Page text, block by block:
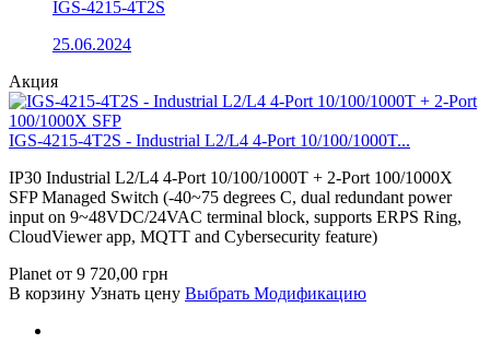
IGS-4215-4T2S
25.06.2024
Акция
IGS-4215-4T2S - Industrial L2/L4 4-Port 10/100/1000T...
IP30 Industrial L2/L4 4-Port 10/100/1000T + 2-Port 100/1000X
SFP Managed Switch (-40~75 degrees C, dual redundant power
input on 9~48VDC/24VAC terminal block, supports ERPS Ring,
CloudViewer app, MQTT and Cybersecurity feature)
Planet от 9 720,00 грн
В корзину Узнать цену Выбрать Модификацию